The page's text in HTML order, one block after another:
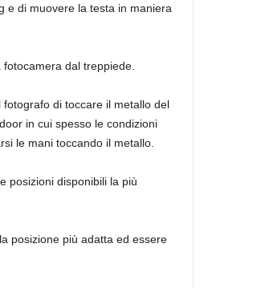
e di muovere la testa in maniera
dal treppiede.
di toccare il metallo del
in cui spesso le condizioni
le mani toccando il metallo.
posizioni disponibili la più
posizione più adatta ed essere